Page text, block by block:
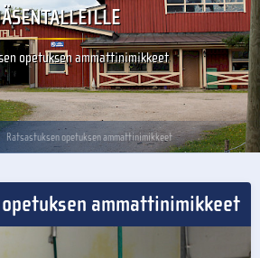
opetuksen ammattinimikkeet
Ratsastuksen opetuksen ammattinimikkeet
ammattinimikkeet